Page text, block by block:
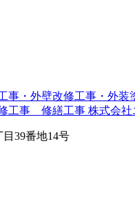
工事 修繕工事 株式会社
目39番地14号